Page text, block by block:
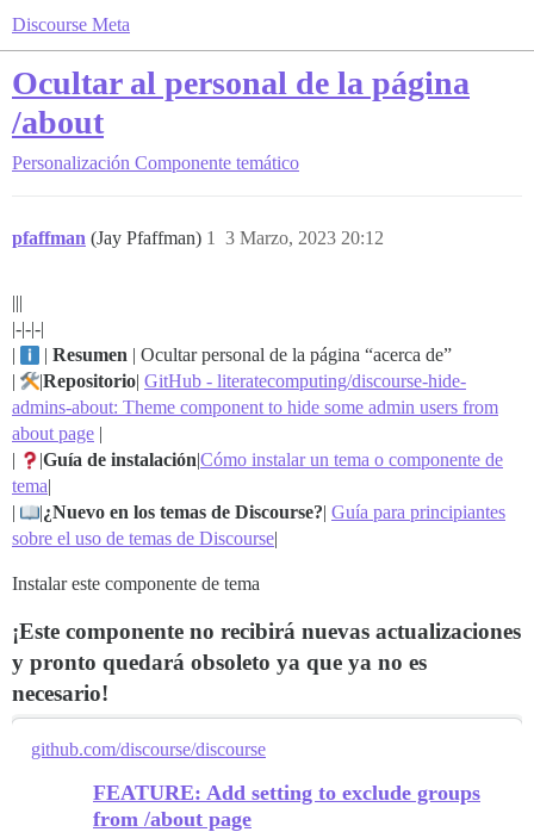
Discourse Meta
Ocultar al personal de la página
/about
Personalización Componente temático
pfaffman (Jay Pfaffman) 3 Marzo, 2023 20:12
1
|||
|-|-|-|
|
| Resumen | Ocultar personal de la página “acerca de”
|
|Repositorio| GitHub - literatecomputing/discourse-hide-
admins-about: Theme component to hide some admin users from
about page |
|
|Guía de instalación|Cómo instalar un tema o componente de
tema|
|
|¿Nuevo en los temas de Discourse?| Guía para principiantes
sobre el uso de temas de Discourse|
Instalar este componente de tema
¡Este componente no recibirá nuevas actualizaciones
y pronto quedará obsoleto ya que ya no es
necesario!
github.com/discourse/discourse
FEATURE: Add setting to exclude groups
from /about page